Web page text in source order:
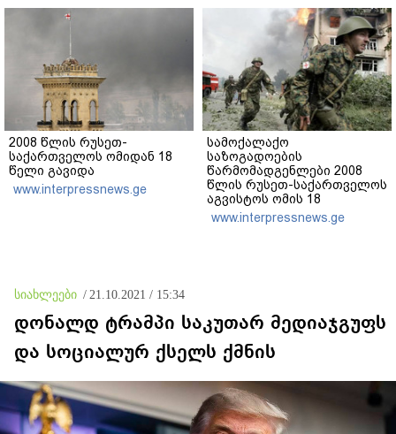
2008 წლის რუსეთ-
საქართველოს ომიდან 18
წელი გავიდა
www.interpressnews.ge
სამოქალაქო
საზოგადოების
წარმომადგენლები 2008
წლის რუსეთ-საქართველოს
აგვისტოს ომის 18
წლისთავთან
დაკავშირებით ერთობლივ
www.interpressnews.ge
სიახლეები / 21.10.2021 / 15:34
დონალდ ტრამპი საკუთარ მედიაჯგუფს
და სოციალურ ქსელს ქმნის